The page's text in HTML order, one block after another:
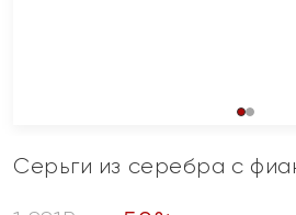
Серьги из серебра с